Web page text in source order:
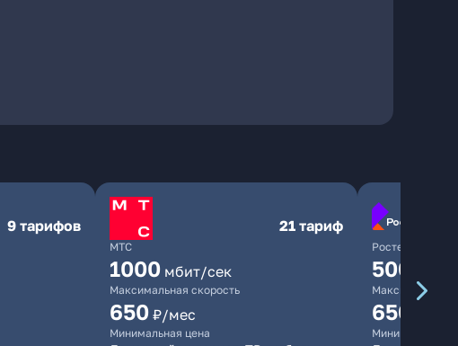
9 тарифов
МТС
21 тариф
1000 мбит/сек
Максимальная скорость
650 ₽/мес
Минимальная цена
Ростелеком
500
Максимальная
650
Минимальная